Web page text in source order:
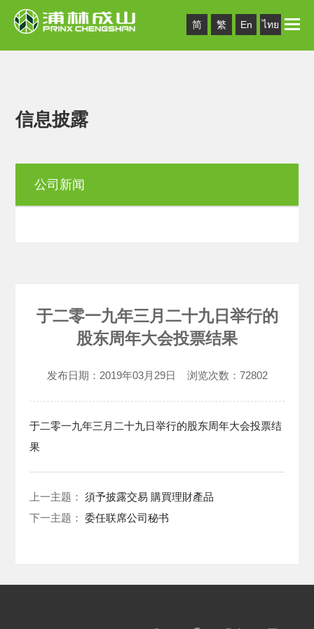
简 繁 En ไทย Toggle
信息披露
公司新闻
于二零一九年三月二十九日举行的
股东周年大会投票结果
发布日期： 2019年03月29日 浏览次数： 72802
于二零一九年三月二十九日举行的股东周年大会投票结
果
上一主题：須予披露交易 購買理財產品
下一主题：委任联席公司秘书